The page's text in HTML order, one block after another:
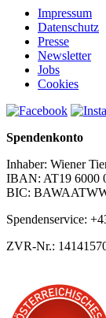
Impressum
Datenschutz
Presse
Newsletter
Jobs
Cookies
Spendenkonto
Inhaber: Wiener
IBAN: AT19 6000
BIC:
Spendenservice:
ZVR-Nr.: